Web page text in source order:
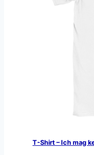
T-Shirt – Ich mag